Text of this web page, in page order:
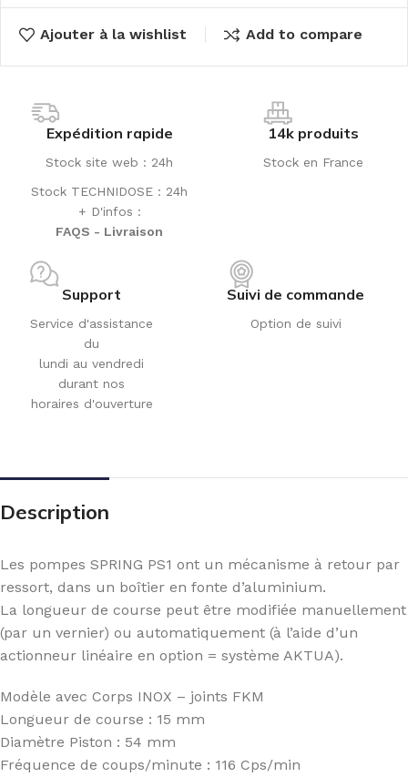
Ajouter à la wishlist Add to compare
Expédition rapide
Stock site web : 24h
Stock TECHNIDOSE : 24h
+ D'infos :
FAQS - Livraison
14k produits
Stock en France
Support
Service d'assistance
du
lundi au vendredi
durant nos
horaires d'ouverture
Suivi de commande
Option de suivi
Description
Les pompes SPRING PS1 ont un mécanisme à retour par
ressort, dans un boîtier en fonte d’aluminium.
La longueur de course peut être modifiée manuellement
(par un vernier) ou automatiquement (à l’aide d’un
actionneur linéaire en option = système AKTUA).
Modèle avec Corps INOX – joints FKM
Longueur de course : 15 mm
Diamètre Piston : 54 mm
Fréquence de coups/minute : 116 Cps/min